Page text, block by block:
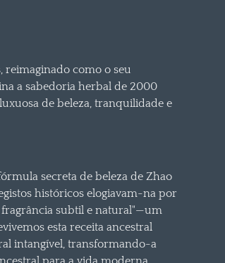
como o seu
a sabedoria herbal de 2000
de beleza, tranquilidade e
secreta de beleza de Zhao
históricos elogiavam-na por
subtil e natural"—um
esta receita ancestral
intangível, transformando-a